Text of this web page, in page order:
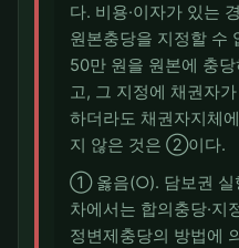
다. 비용·이자가 있는
원본충당을 지정할 수
50만 원을 원본에 충
고, 그 지정에 채권자
하더라도 채권자지체
지 않은 것은 ②이다.
① 옳음(○). 담보권 실
차에서는 합의충당·지
정변제충당의 방법에